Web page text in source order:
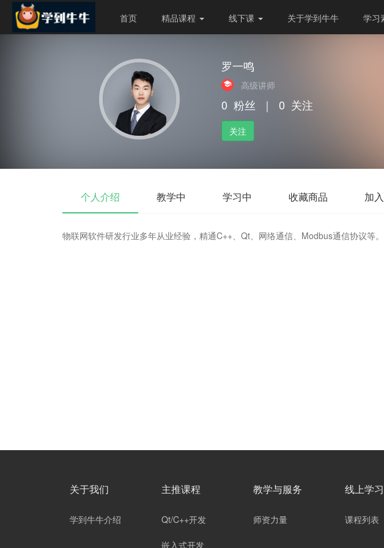
首页 精品课程 线下课 关于学到牛牛 学习
罗一鸣
高级讲师
0 粉丝 ｜ 0 关注
关注
个人介绍 教学中 学习中 收藏商品 加
物联网软件研发行业多年从业经验，精通C++、Qt、网络通信、Modbus通信协议等。
关于我们
学到牛牛介绍
主推课程
Qt/C++开发
嵌入式开发
教学与服务
师资力量
线上学习
课程列表